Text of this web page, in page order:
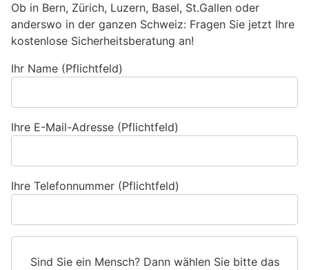
Ob in Bern, Zürich, Luzern, Basel, St.Gallen oder
anderswo in der ganzen Schweiz: Fragen Sie jetzt Ihre
kostenlose Sicherheitsberatung an!
Ihr Name (Pflichtfeld)
Ihre E-Mail-Adresse (Pflichtfeld)
Ihre Telefonnummer (Pflichtfeld)
Sind Sie ein Mensch? Dann wählen Sie bitte das